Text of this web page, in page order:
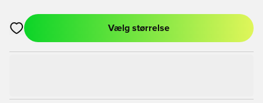
Åbner en Modal til at logge ind eller tilmelde dig som medlem
Vælg størrelse